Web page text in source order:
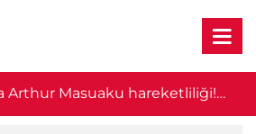
Arthur Masuaku hareketliliği!